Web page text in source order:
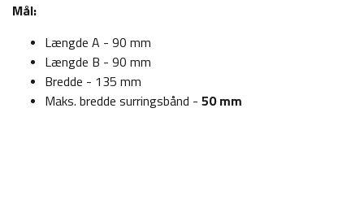
Mål:
Længde A - 90 mm
Længde B - 90 mm
Bredde - 135 mm
Maks. bredde surringsbånd - 50 mm